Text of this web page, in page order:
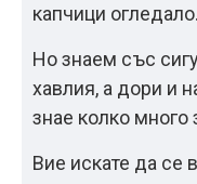
капчици огледало.
Но знаем със
хавлия, а дори и
знае колко много
Вие искате да се